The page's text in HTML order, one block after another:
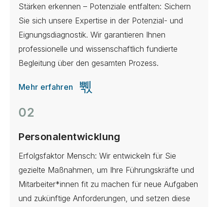
Stärken erkennen – Potenziale entfalten: Sichern
Sie sich unsere Expertise in der Potenzial- und
Eignungsdiagnostik. Wir garantieren Ihnen
professionelle und wissenschaftlich fundierte
Begleitung über den gesamten Prozess.
Mehr erfahren
02
Personalentwicklung
Erfolgsfaktor Mensch: Wir entwickeln für Sie
gezielte Maßnahmen, um Ihre Führungskräfte und
Mitarbeiter*innen fit zu machen für neue Aufgaben
und zukünftige Anforderungen, und setzen diese